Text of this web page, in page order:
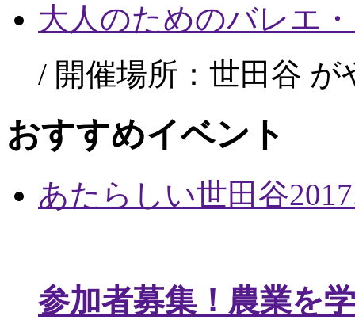
大人のためのバレエ
/ 開催場所：世田谷
おすすめイベント
あたらしい世田谷
参加者募集！農業を